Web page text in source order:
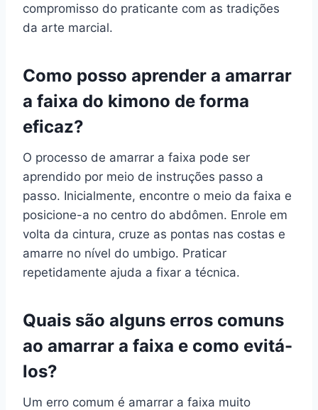
compromisso do praticante com as tradições
da arte marcial.
Como posso aprender a amarrar
a faixa do kimono de forma
eficaz?
O processo de amarrar a faixa pode ser
aprendido por meio de instruções passo a
passo. Inicialmente, encontre o meio da faixa e
posicione-a no centro do abdômen. Enrole em
volta da cintura, cruze as pontas nas costas e
amarre no nível do umbigo. Praticar
repetidamente ajuda a fixar a técnica.
Quais são alguns erros comuns
ao amarrar a faixa e como evitá-
los?
Um erro comum é amarrar a faixa muito